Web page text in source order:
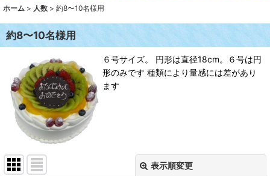
ホーム > 人数 > 約8〜10名様用
約8〜10名様用
６号サイズ。 円形は直径18cm。６号は円
形のみです 種類により量感には差があり
ます
表示順変更